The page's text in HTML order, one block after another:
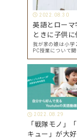
2022.08.30
英語とロー
ときに子供
我が家の娘は小学
PC授業について
よ、ということで
ってみたい」と
2022.08.29
「戦隊モノ」
キュー」が大好